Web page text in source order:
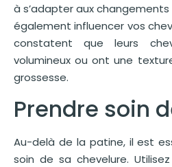
à s’adapter aux
également influencer vos
constatent que leurs
volumineux ou ont une
grossesse.
Prendre soin
Au-delà de la patine, il est
soin de sa chevelure.